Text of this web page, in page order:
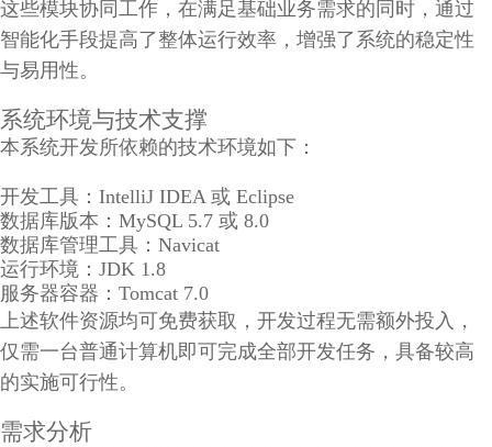
这些模块协同工作，在满足基础业务需求的同时，通过
智能化手段提高了整体运行效率，增强了系统的稳定性
与易用性。
系统环境与技术支撑
本系统开发所依赖的技术环境如下：
开发工具：IntelliJ IDEA 或 Eclipse
数据库版本：MySQL 5.7 或 8.0
数据库管理工具：Navicat
运行环境：JDK 1.8
服务器容器：Tomcat 7.0
上述软件资源均可免费获取，开发过程无需额外投入，
仅需一台普通计算机即可完成全部开发任务，具备较高
的实施可行性。
需求分析